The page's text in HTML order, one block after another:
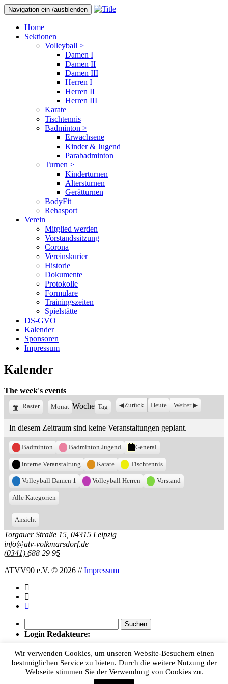
Navigation ein-/ausblenden
Home
Sektionen
Volleyball >
Damen I
Damen II
Damen III
Herren I
Herren II
Herren III
Karate
Tischtennis
Badminton >
Erwachsene
Kinder & Jugend
Parabadminton
Turnen >
Kinderturnen
Altersturnen
Gerätturnen
BodyFit
Rehasport
Verein
Mitglied werden
Vorstandssitzung
Corona
Vereinskurier
Historie
Dokumente
Protokolle
Formulare
Trainingszeiten
Spielstätte
DS-GVO
Kalender
Sponsoren
Impressum
Kalender
The week's events
Anzeigen
Raster Monat Woche Tag Zurück Heute Weiter
In diesem Zeitraum sind keine Veranstaltungen geplant.
Kategorien
Badminton Badminton Jugend General
interne Veranstaltung Karate Tischtennis
Volleyball Damen 1 Volleyball Herren Vorstand
Alle Kategorien
Ansicht
Torgauer Straße 15, 04315 Leipzig
info@atv-volkmarsdorf.de
(0341) 688 29 95
ATVV90 e.V. © 2026 //Impressum
nach:
Login Redakteure:
Benutzer:
Passwort:
Wir verwenden Cookies, um unseren Website-Besuchern einen
bestmöglichen Service zu bieten. Durch die weitere Nutzung der
Webseite stimmen Sie der Verwendung von Cookies zu.